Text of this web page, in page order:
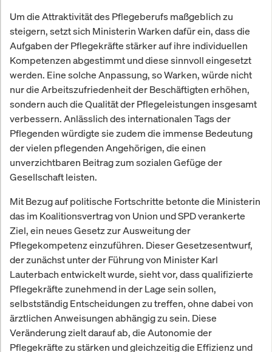
Um die Attraktivität des Pflegeberufs maßgeblich zu
steigern, setzt sich Ministerin Warken dafür ein, dass die
Aufgaben der Pflegekräfte stärker auf ihre individuellen
Kompetenzen abgestimmt und diese sinnvoll eingesetzt
werden. Eine solche Anpassung, so Warken, würde nicht
nur die Arbeitszufriedenheit der Beschäftigten erhöhen,
sondern auch die Qualität der Pflegeleistungen insgesamt
verbessern. Anlässlich des internationalen Tags der
Pflegenden würdigte sie zudem die immense Bedeutung
der vielen pflegenden Angehörigen, die einen
unverzichtbaren Beitrag zum sozialen Gefüge der
Gesellschaft leisten.
Mit Bezug auf politische Fortschritte betonte die Ministerin
das im Koalitionsvertrag von Union und SPD verankerte
Ziel, ein neues Gesetz zur Ausweitung der
Pflegekompetenz einzuführen. Dieser Gesetzesentwurf,
der zunächst unter der Führung von Minister Karl
Lauterbach entwickelt wurde, sieht vor, dass qualifizierte
Pflegekräfte zunehmend in der Lage sein sollen,
selbstständig Entscheidungen zu treffen, ohne dabei von
ärztlichen Anweisungen abhängig zu sein. Diese
Veränderung zielt darauf ab, die Autonomie der
Pflegekräfte zu stärken und gleichzeitig die Effizienz und